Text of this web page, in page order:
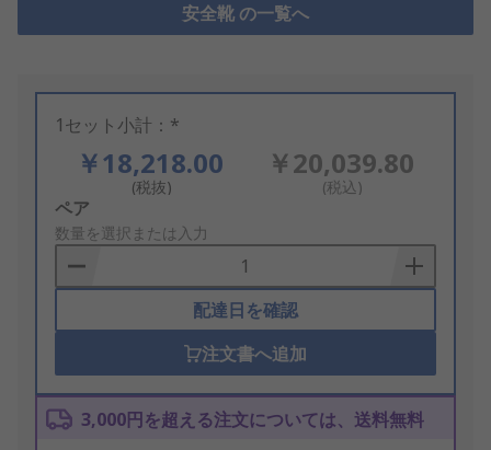
安全靴 の一覧へ
1セット小計：*
￥18,218.00
(税抜)
￥20,039.80
(税込)
Add
to
Basket
ペア
数量を選択または入力
配達日を確認
注文書へ追加
3,000円を超える注文については、送料無料